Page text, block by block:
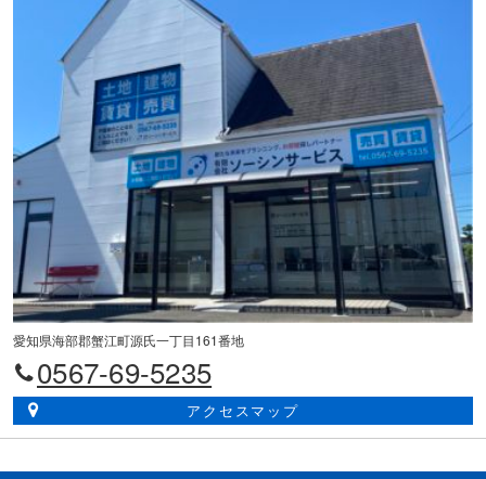
愛知県海部郡蟹江町源氏一丁目161番地
0567-69-5235
アクセスマップ